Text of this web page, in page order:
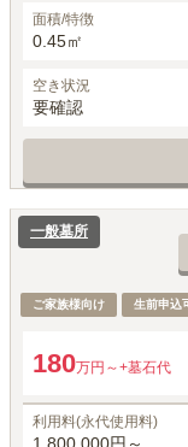
面積/特徴
0.45㎡
空き状況
要確認
一般墓所
ご家族様向け 生前申込
180万円～+墓石代
利用料(永代使用料)